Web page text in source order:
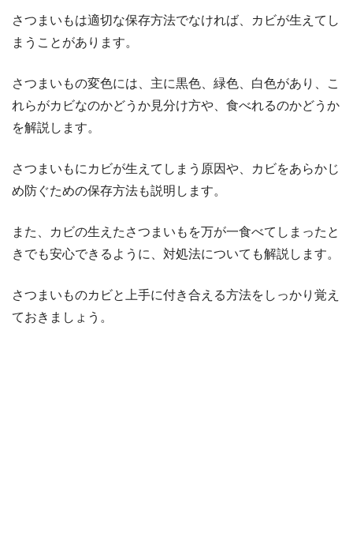
さつまいもは適切な保存方法でなければ、カビが生えてし
まうことがあります。
さつまいもの変色には、主に黒色、緑色、白色があり、こ
れらがカビなのかどうか見分け方や、食べれるのかどうか
を解説します。
さつまいもにカビが生えてしまう原因や、カビをあらかじ
め防ぐための保存方法も説明します。
また、カビの生えたさつまいもを万が一食べてしまったと
きでも安心できるように、対処法についても解説します。
さつまいものカビと上手に付き合える方法をしっかり覚え
ておきましょう。